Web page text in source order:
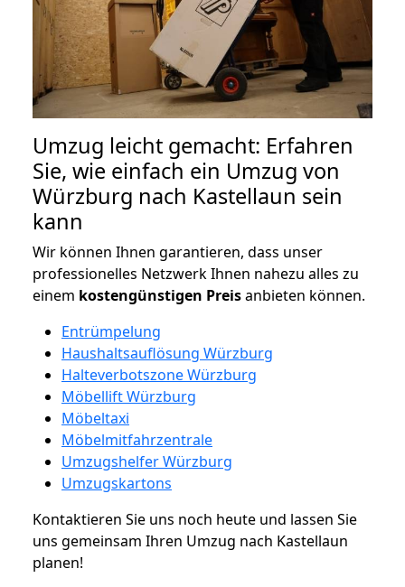
Umzug leicht gemacht: Erfahren
Sie, wie einfach ein Umzug von
Würzburg nach Kastellaun sein
kann
Wir können Ihnen garantieren, dass unser
professionelles Netzwerk Ihnen nahezu alles zu
einem kostengünstigen Preisanbieten können.
Entrümpelung
Haushaltsauflösung Würzburg
Halteverbotszone Würzburg
Möbellift Würzburg
Möbeltaxi
Möbelmitfahrzentrale
Umzugshelfer Würzburg
Umzugskartons
Kontaktieren Sie uns noch heute und lassen Sie
uns gemeinsam Ihren Umzug nach Kastellaun
planen!